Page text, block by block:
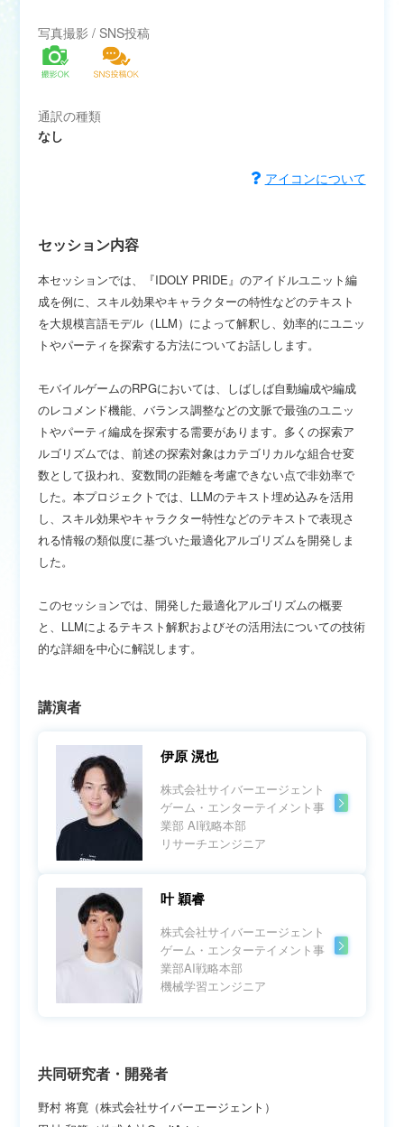
写真撮影 / SNS投稿
通訳の種類
なし
アイコンについて
セッション内容
本セッションでは、『IDOLY PRIDE』のアイドルユニット編
成を例に、スキル効果やキャラクターの特性などのテキスト
を大規模言語モデル（LLM）によって解釈し、効率的にユニッ
トやパーティを探索する方法についてお話しします。
モバイルゲームのRPGにおいては、しばしば自動編成や編成
のレコメンド機能、バランス調整などの文脈で最強のユニッ
トやパーティ編成を探索する需要があります。多くの探索ア
ルゴリズムでは、前述の探索対象はカテゴリカルな組合せ変
数として扱われ、変数間の距離を考慮できない点で非効率で
した。本プロジェクトでは、LLMのテキスト埋め込みを活用
し、スキル効果やキャラクター特性などのテキストで表現さ
れる情報の類似度に基づいた最適化アルゴリズムを開発しま
した。
このセッションでは、開発した最適化アルゴリズムの概要
と、LLMによるテキスト解釈およびその活用法についての技術
的な詳細を中心に解説します。
講演者
伊原 滉也
株式会社サイバーエージェント
ゲーム・エンターテイメント事
業部 AI戦略本部
リサーチエンジニア
叶 穎睿
株式会社サイバーエージェント
ゲーム・エンターテイメント事
業部AI戦略本部
機械学習エンジニア
共同研究者・開発者
野村 将寛（株式会社サイバーエージェント）